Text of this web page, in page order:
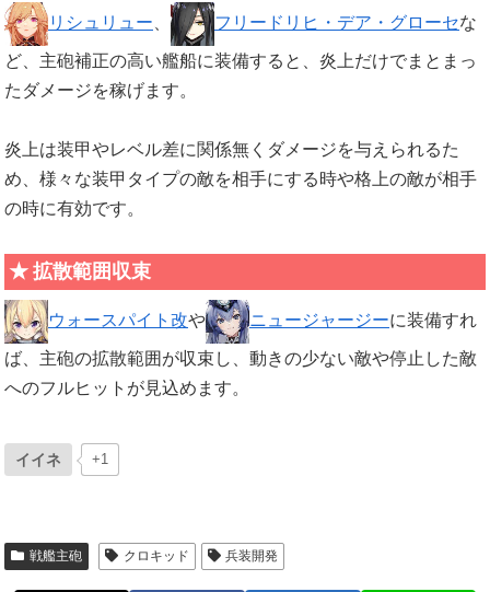
リシュリュー、 フリードリヒ・デア・グローセな
ど、主砲補正の高い艦船に装備すると、炎上だけでまとまっ
たダメージを稼げます。
炎上は装甲やレベル差に関係無くダメージを与えられるた
め、様々な装甲タイプの敵を相手にする時や格上の敵が相手
の時に有効です。
拡散範囲収束
ウォースパイト改や ニュージャージーに装備すれ
ば、主砲の拡散範囲が収束し、動きの少ない敵や停止した敵
へのフルヒットが見込めます。
イイネ +1
戦艦主砲 クロキッド 兵装開発